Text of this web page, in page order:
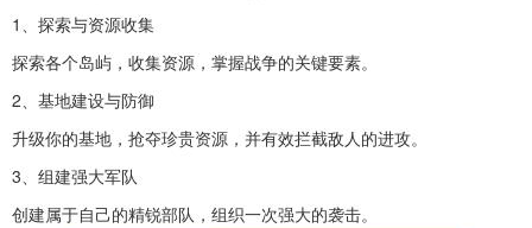
1、探索与资源收集
探索各个岛屿，收集资源，掌握战争的关键要素。
2、基地建设与防御
升级你的基地，抢夺珍贵资源，并有效拦截敌人的进攻。
3、组建强大军队
创建属于自己的精锐部队，组织一次强大的袭击。